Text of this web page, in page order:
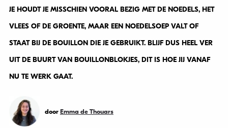
JE HOUDT JE MISSCHIEN VOORAL BEZIG MET DE NOEDELS, HET
VLEES OF DE GROENTE, MAAR EEN NOEDELSOEP VALT OF
STAAT BIJ DE BOUILLON DIE JE GEBRUIKT. BLIJF DUS HEEL VER
UIT DE BUURT VAN BOUILLONBLOKJES, DIT IS HOE JIJ VANAF
NU TE WERK GAAT.
door Emma de Thouars